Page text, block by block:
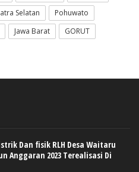
Selatan
Pohuwato
Jawa Barat
GORUT
Dan fisik RLH Desa Waitaru
Anggaran 2023 Terealisasi Di